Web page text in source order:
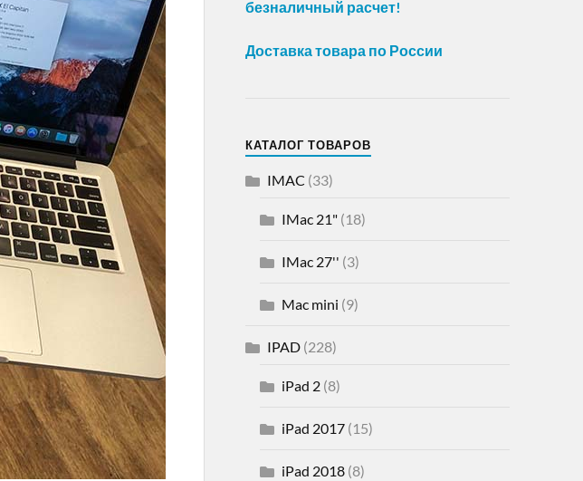
безналичный расчет!
Доставка товара по России
КАТАЛОГ ТОВАРОВ
IMAC (33)
IMac 21"(18)
IMac 27'' (3)
Mac mini (9)
IPAD(228)
iPad 2(8)
iPad 2017(15)
iPad 2018(8)